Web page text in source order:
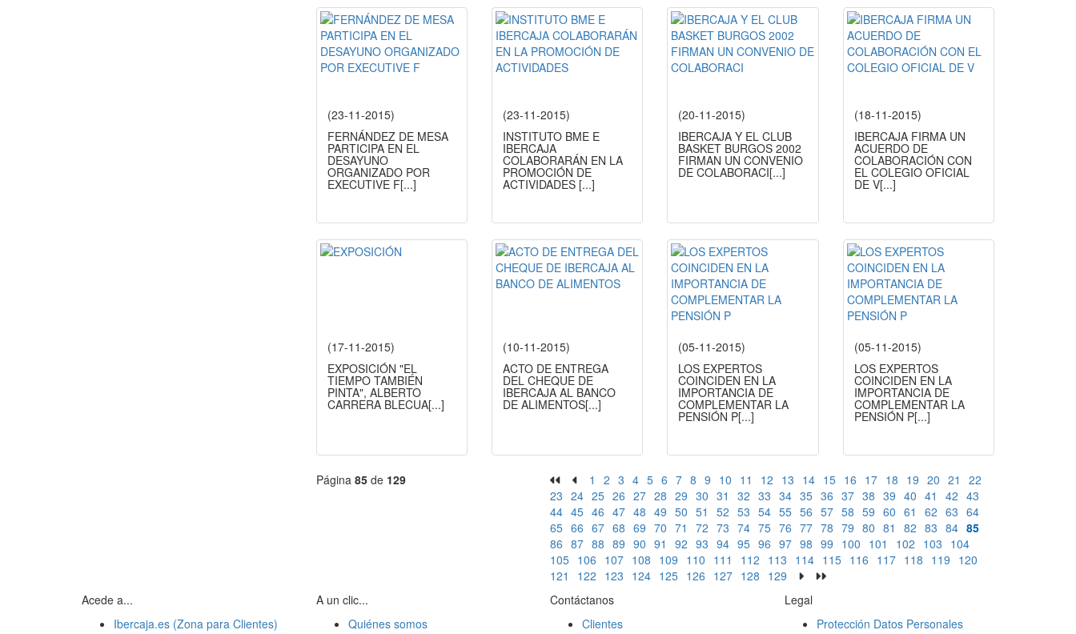
(23-11-2015)
FERNÁNDEZ DE MESA
PARTICIPA EN EL
DESAYUNO
ORGANIZADO POR
EXECUTIVE F[...]
(23-11-2015)
INSTITUTO BME E
IBERCAJA
COLABORARÁN EN LA
PROMOCIÓN DE
ACTIVIDADES [...]
(20-11-2015)
IBERCAJA Y EL CLUB
BASKET BURGOS 2002
FIRMAN UN CONVENIO
DE COLABORACI[...]
(18-11-2015)
IBERCAJA FIRMA UN
ACUERDO DE
COLABORACIÓN CON
EL COLEGIO OFICIAL
DE V[...]
(17-11-2015)
EXPOSICIÓN "EL
TIEMPO TAMBIÉN
PINTA", ALBERTO
CARRERA BLECUA[...]
(10-11-2015)
ACTO DE ENTREGA
DEL CHEQUE DE
IBERCAJA AL BANCO
DE ALIMENTOS[...]
(05-11-2015)
LOS EXPERTOS
COINCIDEN EN LA
IMPORTANCIA DE
COMPLEMENTAR LA
PENSIÓN P[...]
(05-11-2015)
LOS EXPERTOS
COINCIDEN EN LA
IMPORTANCIA DE
COMPLEMENTAR LA
PENSIÓN P[...]
Página 85de 129 1 2 3 4 5 6 7 8 9 10 11 12 13 14 15 16 17 18 19 20 21
22
23 24 25 26 27 28 29 30 31 32 33 34 35 36 37 38 39 40 41 42 43
44 45 46 47 48 49 50 51 52 53 54 55 56 57 58 59 60 61 62 63 64
65 66 67 68 69 70 71 72 73 74 75 76 77 78 79 80 81 82 83 84 85
86 87 88 89 90 91 92 93 94 95 96 97 98 99 100 101 102 103 104
105 106 107 108 109 110 111 112 113 114 115 116 117 118 119 120
121
122 123 124 125 126 127 128 129
Acede a...
Ibercaja.es (Zona para Clientes)
A un clic...
Quiénes somos
Contáctanos
Clientes
Legal
Protección Datos Personales